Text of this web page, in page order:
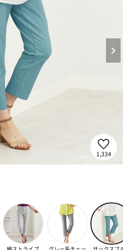
1,334
細ストライプ
グレー系チェッ
サックスブ